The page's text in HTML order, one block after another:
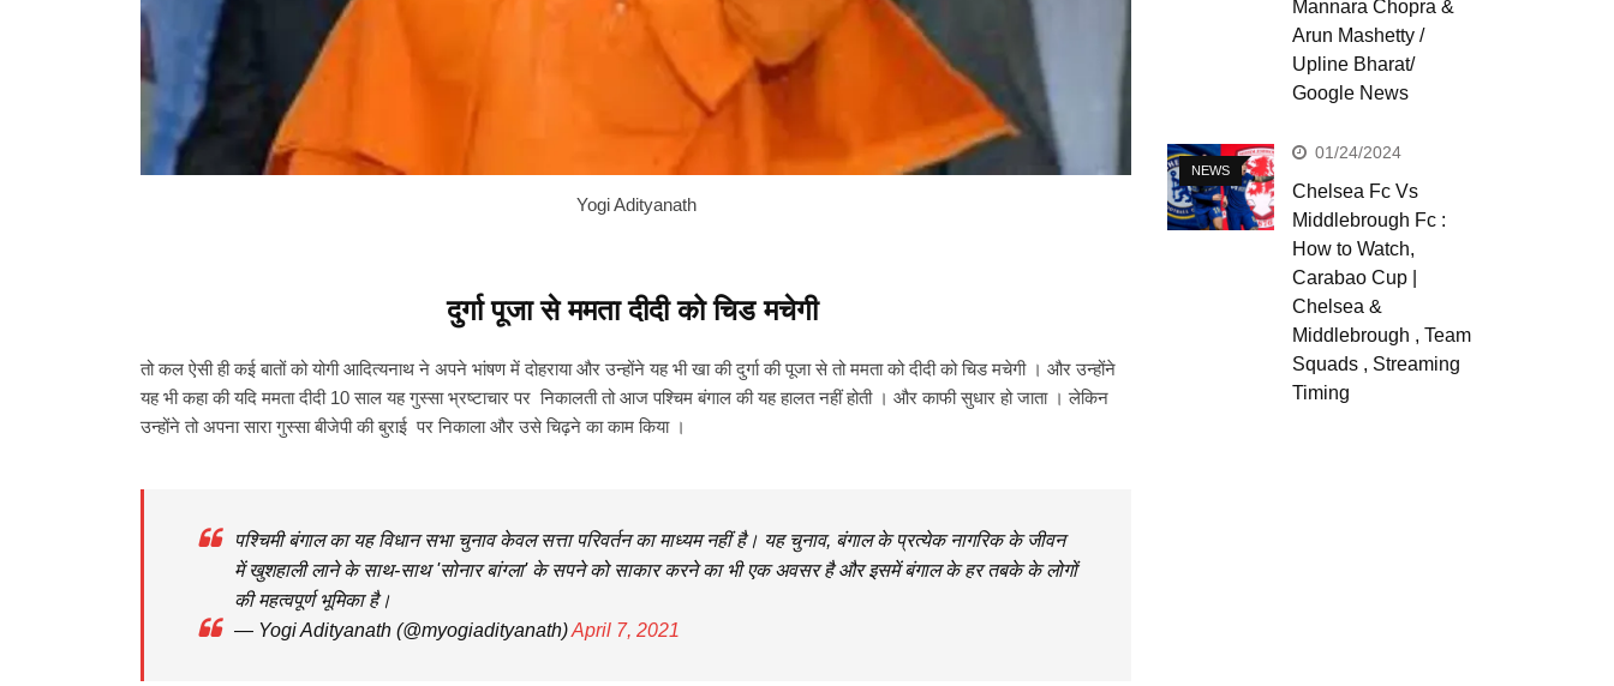
Yogi Adityanath
दुर्गा पूजा से ममता दीदी को चिड मचेगी
तो कलऐसी हीकई बातों को योगी आदित्यनाथ ने अपने भांषण में दोहराया और उन्होंने यह भी खा की दुर्गा की पूजा से तो ममता को दीदी को चिड मचेगी । और उन्होंने
यह भी कहा की यदि ममता दीदी 10 साल यह गुस्सा भ्रष्टाचार परनिकालतीतो आज पश्चिम बंगाल की यह हालत नहीं होती । और काफीसुधारहो जाता । लेकिन
उन्होंने तो अपना सारा गुस्सा बीजेपी की बुराई पर निकाला और उसे चिढ़ने का काम किया ।
पश्चिमी बंगाल का यह विधान सभा चुनाव केवल सत्ता परिवर्तन का माध्यम नहीं है। यह चुनाव, बंगाल के प्रत्येक नागरिक के जीवन
में खुशहाली लाने के साथ-साथ 'सोनार बांग्ला' के सपने को साकार करने का भी एक अवसर है और इसमें बंगाल के हर तबके के लोगों
की महत्वपूर्ण भूमिका है।
— Yogi Adityanath (@myogiadityanath)April 7, 2021
Mannara Chopra &
Arun Mashetty /
Upline Bharat/
Google News
NEWS
01/24/2024
Chelsea Fc Vs
Middlebrough Fc :
How to Watch,
Carabao Cup |
Chelsea &
Middlebrough , Team
Squads , Streaming
Timing